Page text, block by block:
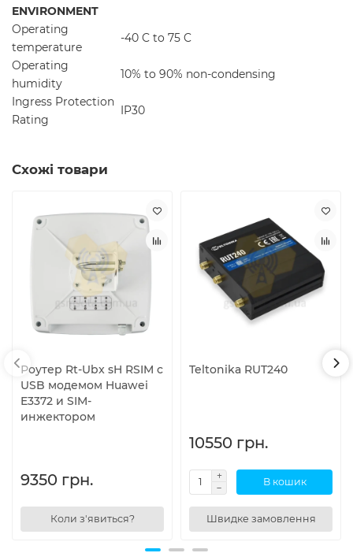
ENVIRONMENT
Operating
temperature
-40 C to 75 C
Operating
humidity
10% to 90% non-condensing
Ingress Protection
Rating
IP30
Схожі товари
Роутер Rt-Ubx sH RSIM с
USB модемом Huawei
E3372 и SIM-
инжектором
9350 грн.
Коли з'явиться?
Teltonika RUT240
10550 грн.
В кошик
Швидке замовлення